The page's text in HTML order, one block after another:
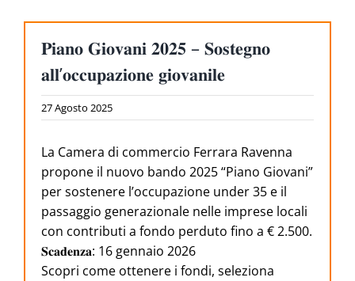
𝐏𝐢𝐚𝐧𝐨 𝐆𝐢𝐨𝐯𝐚𝐧𝐢 𝟐𝟎𝟐𝟓 – 𝐒𝐨𝐬𝐭𝐞𝐠𝐧𝐨
𝐚𝐥𝐥’𝐨𝐜𝐜𝐮𝐩𝐚𝐳𝐢𝐨𝐧𝐞 𝐠𝐢𝐨𝐯𝐚𝐧𝐢𝐥𝐞
27 Agosto 2025
La Camera di commercio Ferrara Ravenna
propone il nuovo bando 2025 “Piano Giovani”
per sostenere l’occupazione under 35 e il
passaggio generazionale nelle imprese locali
con contributi a fondo perduto fino a € 2.500.
𝐒𝐜𝐚𝐝𝐞𝐧𝐳𝐚: 16 gennaio 2026
Scopri come ottenere i fondi, seleziona